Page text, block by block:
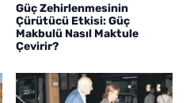
Güç Zehirlenmesinin
Çürütücü Etkisi: Güç
Makbulü Nasıl Maktule
Çevirir?